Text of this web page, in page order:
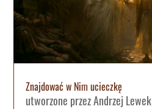
Znajdować w Nim ucieczkę
utworzone przezAndrzej Lewek